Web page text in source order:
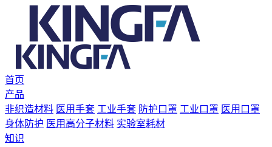
首页
产品
非织造材料 医用手套 工业手套 防护口罩 工业口罩 医用口罩
身体防护 医用高分子材料 实验室耗材
知识